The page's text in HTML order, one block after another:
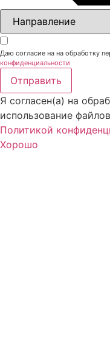
Даю согласие на на обработку
конфиденциальности
Отправить
Я согласен(а) на
использование
Политикой
Хорошо